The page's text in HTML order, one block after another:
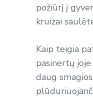
požiūrį į
kruizai
Kaip teigia
pasinertų
daug